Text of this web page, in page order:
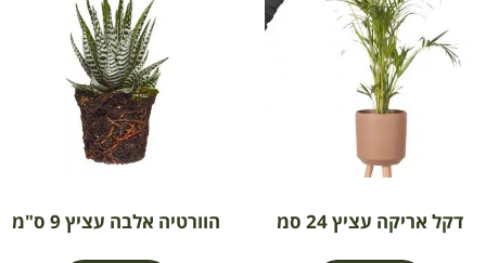
דקל אריקה עציץ 24 סמ הוורטיה אלבה עציץ 9 ס"מ